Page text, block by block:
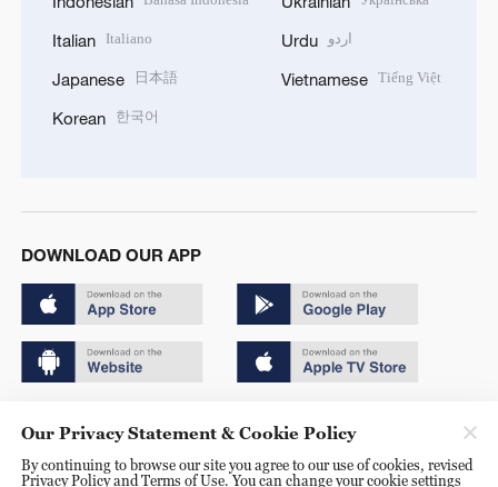
Italian Italiano
Japanese 日本語
Korean 한국어
Urdu اردو
Vietnamese Tiếng Việt
DOWNLOAD OUR APP
京ICP备20000184号
Our Privacy Statement & Cookie Policy
By continuing to browse our site you agree to our use of cookies, revised
Privacy Policy and Terms of Use. You can change your cookie settings